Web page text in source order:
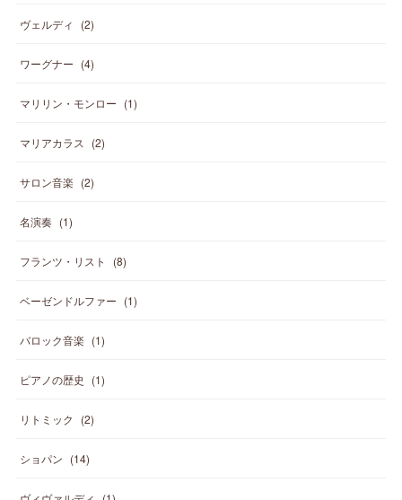
ヴェルディ (2)
ワーグナー (4)
マリリン・モンロー (1)
マリアカラス (2)
サロン音楽 (2)
名演奏 (1)
フランツ・リスト (8)
ベーゼンドルファー (1)
バロック音楽 (1)
ピアノの歴史 (1)
リトミック (2)
ショパン (14)